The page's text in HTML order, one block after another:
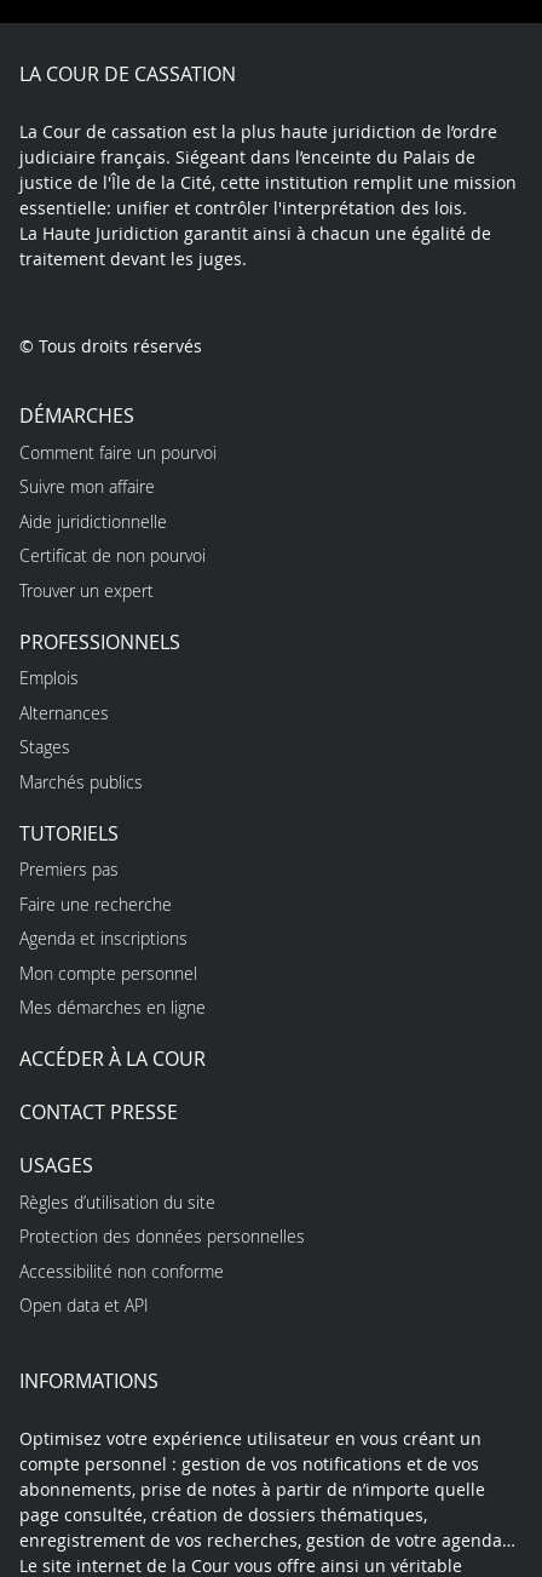
X
FacebookYoutubeLinkedInInstagram
LA COUR DE CASSATION
La Cour de cassation est la plus haute juridiction de l’ordre
judiciaire français. Siégeant dans l’enceinte du Palais de
justice de l'Île de la Cité, cette institution remplit une mission
essentielle: unifier et contrôler l'interprétation des lois.
La Haute Juridiction garantit ainsi à chacun une égalité de
traitement devant les juges.
© Tous droits réservés
DÉMARCHES
Comment faire un pourvoi
Suivre mon affaire
Aide juridictionnelle
Certificat de non pourvoi
Trouver un expert
PROFESSIONNELS
Emplois
Alternances
Stages
Marchés publics
TUTORIELS
Premiers pas
Faire une recherche
Agenda et inscriptions
Mon compte personnel
Mes démarches en ligne
ACCÉDER À LA COUR
CONTACT PRESSE
USAGES
Règles d’utilisation du site
Protection des données personnelles
Accessibilité non conforme
Open data et API
INFORMATIONS
Optimisez votre expérience utilisateur en vous créant un
compte personnel : gestion de vos notifications et de vos
abonnements, prise de notes à partir de n’importe quelle
page consultée, création de dossiers thématiques,
enregistrement de vos recherches, gestion de votre agenda…
Le site internet de la Cour vous offre ainsi un véritable